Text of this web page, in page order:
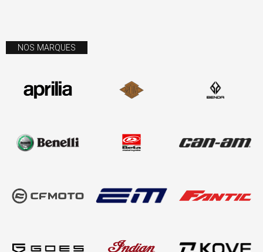
NOS MARQUES